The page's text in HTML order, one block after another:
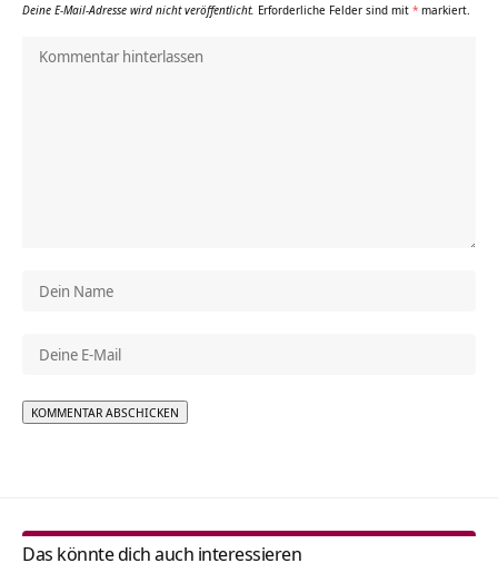
Deine E-Mail-Adresse wird nicht veröffentlicht. Erforderliche Felder sind mit * markiert.
Das könnte dich auch interessieren